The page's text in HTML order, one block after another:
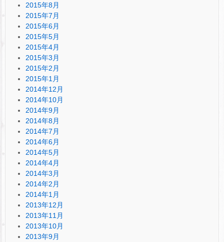
2015年8月
2015年7月
2015年6月
2015年5月
2015年4月
2015年3月
2015年2月
2015年1月
2014年12月
2014年10月
2014年9月
2014年8月
2014年7月
2014年6月
2014年5月
2014年4月
2014年3月
2014年2月
2014年1月
2013年12月
2013年11月
2013年10月
2013年9月